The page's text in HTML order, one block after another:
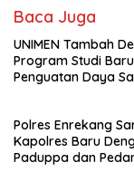
Baca Juga
UNIMEN Tambah
Program Studi
Penguatan Daya
Polres Enrekang
Kapolres Baru
Paduppa dan